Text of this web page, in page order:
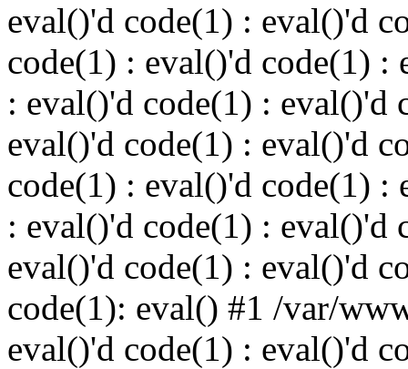
eval()'d code(1) : eval()'d
code(1) : eval()'d code(1) :
: eval()'d code(1) : eval()'d
eval()'d code(1) : eval()'d
code(1) : eval()'d code(1) :
: eval()'d code(1) : eval()'d
eval()'d code(1) : eval()'d
code(1): eval() #1 /var/
eval()'d code(1) : eval()'d